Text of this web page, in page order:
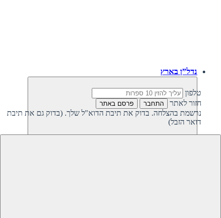
טלפון
חזור לאתר
התחבר פרסם באתר
נרשמת בהצלחה. בדוק את תיבת הדוא"ל שלך. (בדוק גם את תיבת
דואר הזבל)
נדל”ן בארץ